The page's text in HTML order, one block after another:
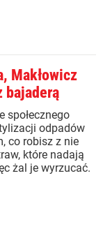
Makłowicz
bajaderą
społecznego
odpadów
co robisz z nie
które nadają
żal je wyrzucać.